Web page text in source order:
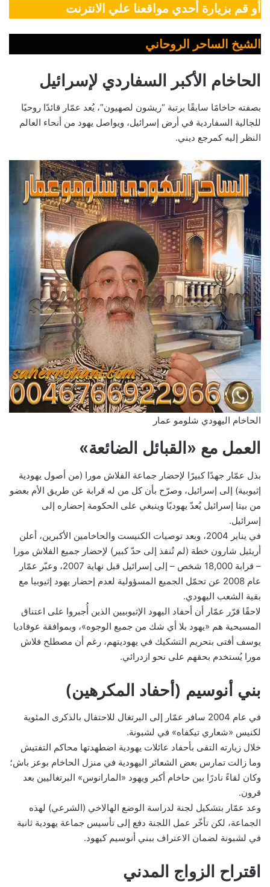
أو قم بزيارة أحدي مواقعنا علي الانترنت
الشيخ الساحر الروحاني
الحاخام الأكبر السفاردي لإسرائيل
بصفته حاخامًا سابقًا برتبة “ريشون لصهيون”، يُعد عمّار قائدًا روحيًا
للجالية السفاردية في أرض إسرائيل، ويواصل يهود من أنحاء العالم
النظر إليه كمرجع ديني.
الحاخام اليهودي شلومو عمار
العمل مع «القبائل الضائعة»
بذل عمّار جهدًا كبيرًا لإحضار جماعة الفلاش مورا (من أصول يهودية
إثيوبية) إلى إسرائيل، وصرّح بأن كل من له قرابة عن طريق الأم بعضو
من بيتا إسرائيل يُعدّ يهوديًا وينبغي على الحكومة إحضاره إلى
إسرائيل.
في يناير 2004، وبعد توصيات الكنيست والحاخامين الأكبرين، أعلن
أريئيل شارون خطة (لم تُنفذ إلى حدّ كبير) لإحضار جميع الفلاش مورا
– قرابة 18,000 شخص – إلى إسرائيل قبل نهاية 2007، وعبّر عمّار
عام 2008 عن تحمّل الجميع المسؤولية لعدم إحضار يهود إثيوبيا مع
بقية الشعب اليهودي.
لاحقًا قرّر عمّار أن أحفاد اليهود الإثيوبيين الذين أُجبروا على اعتناق
المسيحية هم «يهود بلا أي شك من جميع الوجوه»، وبموافقة عوفاديا
يوسف أفتى بتحريم التشكيك في يهوديتهم، رغم أن مصطلح فلاش
مورا يُستخدم بحقهم على نحو ازدرائي.
بني أنوسيم (أحفاد المكرهين)
في عام 2004 سافر عمّار إلى البرتغال للاحتفال بالذكرى المئوية
لكنيس «شعاري تيكفاه» في لشبونة.
خلال زيارته التقى بأحفاد عائلات يهودية اضطهدتها محاكم التفتيش
وما زالت تمارس بعض الشعائر اليهودية في منزل الحاخام بوعز باش؛
وكان لقاءً نادرًا بين حاخام أكبر ويهود «المارانوس» البرتغاليين بعد
قرون.
وعد عمّار بتشكيل لجنة لدراسة الوضع الهالاخي (الشرعي) لهذه
الجماعة، لكن تأخّر عمل اللجنة دفع إلى تأسيس جماعة يهودية ثانية
في لشبونة لضمان الاعتراف ببني أنوسيم كيهود.
اقتراح الزواج المدني